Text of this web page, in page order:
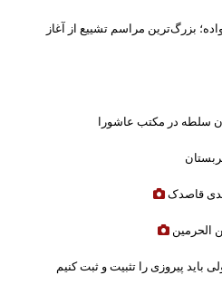
یک خانواده؛ بزرگ‌ترین مراسم تشییع از آغاز
سلطه در مکتب عاشورا
قاصدک
الحرمین
باید پیروزی را تثبیت و ثبت کنیم